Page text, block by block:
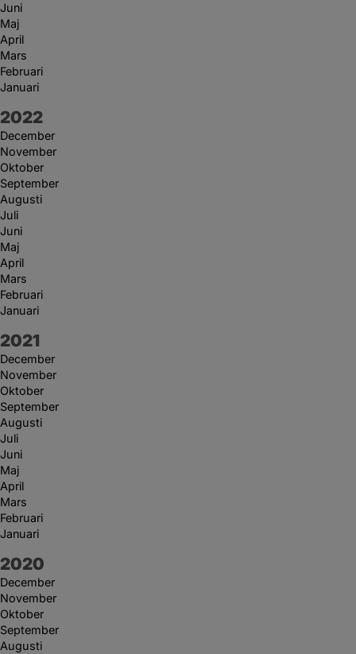
Juni
Maj
April
Mars
Februari
Januari
År:
2022
December
November
Oktober
September
Augusti
Juli
Juni
Maj
April
Mars
Februari
Januari
År:
2021
December
November
Oktober
September
Augusti
Juli
Juni
Maj
April
Mars
Februari
Januari
År:
2020
December
November
Oktober
September
Augusti